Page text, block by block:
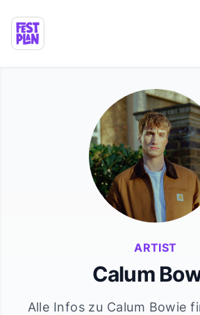
ARTIST
Calum
Alle Infos zu Calum Bowie